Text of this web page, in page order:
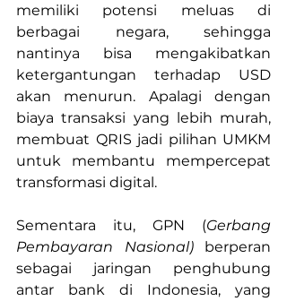
memiliki potensi meluas di
berbagai negara, sehingga
nantinya bisa mengakibatkan
ketergantungan terhadap USD
akan menurun. Apalagi dengan
biaya transaksi yang lebih murah,
membuat QRIS jadi pilihan UMKM
untuk membantu mempercepat
transformasi digital.
Sementara itu, GPN (Gerbang
Pembayaran Nasional) berperan
sebagai jaringan penghubung
antar bank di Indonesia, yang